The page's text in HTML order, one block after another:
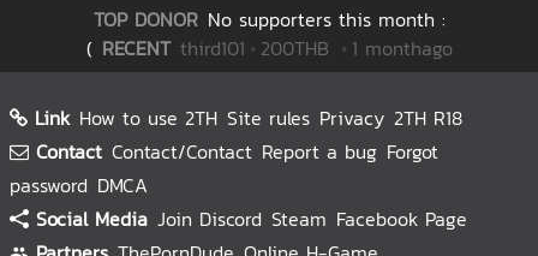
TOP DONOR No supporters this month :
( RECENT third101 200THB 1 monthago
Link How to use 2TH Site rules Privacy 2TH R18
Contact Contact/Contact Report a bug Forgot
password DMCA
Social Media Join Discord Steam Facebook Page